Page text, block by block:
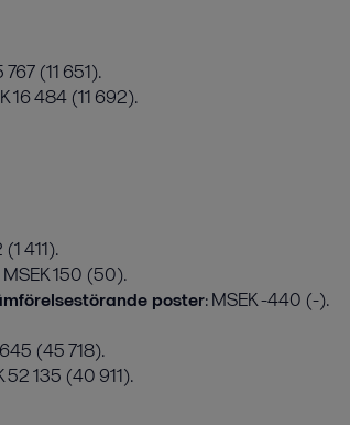
(11 651).
16 484 (11 692).
411).
MSEK 150 (50).
poster: MSEK -440 (-).
(45 718).
52 135 (40 911).